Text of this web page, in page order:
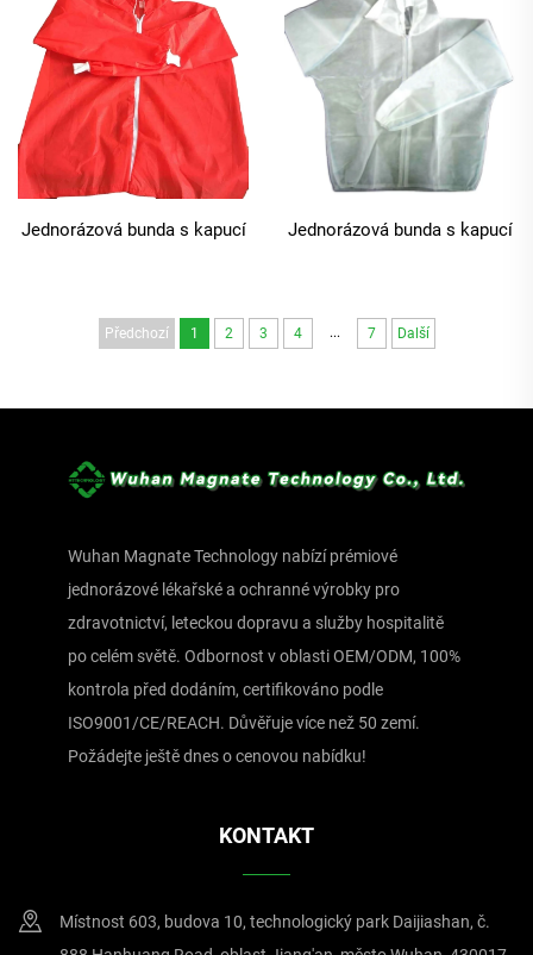
Jednorázová bunda s kapucí Jednorázová bunda s kapucí
Předchozí 1 2 3 4 ... 7 Další
Wuhan Magnate Technology nabízí prémiové
jednorázové lékařské a ochranné výrobky pro
zdravotnictví, leteckou dopravu a služby hospitalitě
po celém světě. Odbornost v oblasti OEM/ODM, 100%
kontrola před dodáním, certifikováno podle
ISO9001/CE/REACH. Důvěřuje více než 50 zemí.
Požádejte ještě dnes o cenovou nabídku!
KONTAKT
Místnost 603, budova 10, technologický park Daijiashan, č.